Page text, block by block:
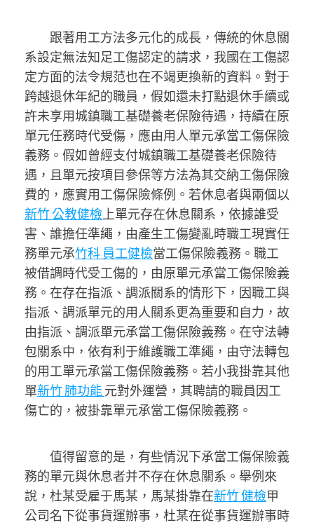
跟著用工方法多元化的成長，傳統的休息關
系設定無法知足工傷認定的請求，我國在工傷認
定方面的法令規范也在不竭更換新的資料。對于
跨越退休年紀的職員，假如還未打點退休手續或
許未享用城鎮職工基礎養老保險待遇，持續在原
單元任務時代受傷，應由用人單元承當工傷保險
義務。假如曾經支付城鎮職工基礎養老保險待
遇，且單元按項目參保等方法為其交納工傷保險
費的，應實用工傷保險條例。若休息者與兩個以
新竹 公教健檢上單元存在休息關系，依據誰受
害、誰擔任準繩，由產生工傷變亂時職工現實任
務單元承竹科 員工健檢當工傷保險義務。職工
被借調時代受工傷的，由原單元承當工傷保險義
務。在存在指派、調派關系的情形下，因職工與
指派、調派單元的用人關系更為重要和自力，故
由指派、調派單元承當工傷保險義務。在守法轉
包關系中，依有利于維護職工準繩，由守法轉包
的用工單元承當工傷保險義務。若小我掛靠其他
單新竹 肺功能元對外運營，其聘請的職員因工
傷亡的，被掛靠單元承當工傷保險義務。
值得留意的是，有些情況下承當工傷保險義
務的單元與休息者并不存在休息關系。舉例來
說，杜某受雇于馬某，馬某掛靠在新竹 健檢甲
公司名下從事貨運辦事，杜某在從事貨運辦事時